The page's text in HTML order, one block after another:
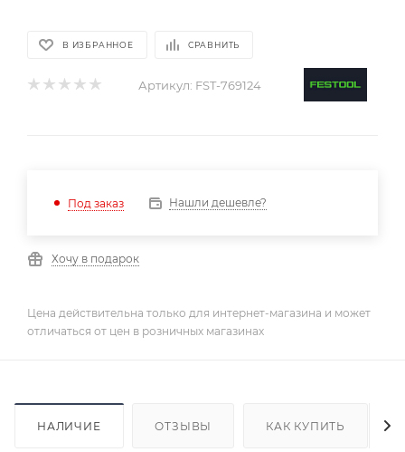
В ИЗБРАННОЕ СРАВНИТЬ
Артикул: FST-769124
Под заказ Нашли дешевле?
Хочу в подарок
Цена действительна только для интернет-магазина и может
отличаться от цен в розничных магазинах
НАЛИЧИЕ ОТЗЫВЫ КАК КУПИТЬ